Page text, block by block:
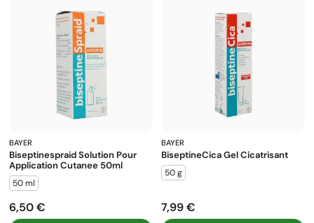
pour maintenir votre peau saine. Pensez à compléter avec des
pansements stériles
adaptés à votre blessure.
BAYER
Biseptinespraid Solution Pour
Application Cutanee 50ml
50 ml
Prix
6,50 €
BAYER
BiseptineCica Gel Cicatrisant
50 g
Prix
7,99 €